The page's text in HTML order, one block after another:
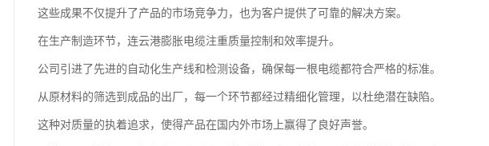
这些成果不仅提升了产品的市场竞争力，也为客户提供了可靠的解决方案。
在生产制造环节，连云港膨胀电缆注重质量控制和效率提升。
公司引进了先进的自动化生产线和检测设备，确保每一根电缆都符合严格的标准。
从原材料的筛选到成品的出厂，每一个环节都经过精细化管理，以杜绝潜在缺陷。
这种对质量的执着追求，使得产品在国内外市场上赢得了良好声誉。